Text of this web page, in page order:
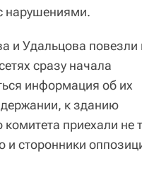
нарушениями.
и Удальцова повезли
сразу начала
информация об их
к зданию
комитета приехали не
и сторонники